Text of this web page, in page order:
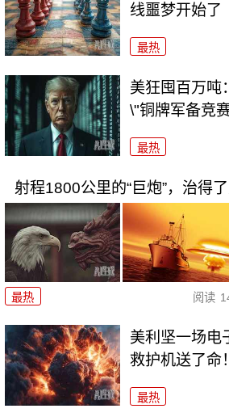
线噩梦开始了
最热
美狂囤百万吨
\"铜牌军备竞
最热
射程1800公里的“巨炮”，治得了
最热 阅读
美利坚一场电
救护机送了命！
最热